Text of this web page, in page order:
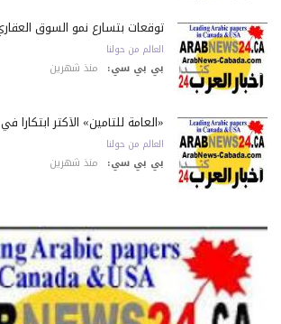
توقعات بتسارع نمو السوق العقاري
العالم من حولنا
بي بي سي: منذ شهرين
«العامة للتأمين» الأكثر ابتكاراً في قطر
العالم من حولنا
بي بي سي: منذ شهرين